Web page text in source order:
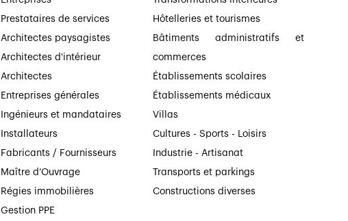
Prestataires de services
Architectes paysagistes
Architectes d'intérieur
Architectes
Entreprises générales
Ingénieurs et mandataires
Installateurs
Fabricants / Fournisseurs
Maître d’Ouvrage
Régies immobilières
Gestion PPE
Hôtelleries et tourismes
Bâtiments administratifs et
commerces
Établissements scolaires
Établissements médicaux
Villas
Cultures - Sports - Loisirs
Industrie - Artisanat
Transports et parkings
Constructions diverses